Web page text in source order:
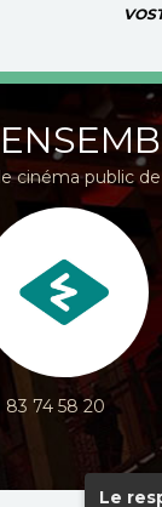
Le
cinéma public
83 74 58 20